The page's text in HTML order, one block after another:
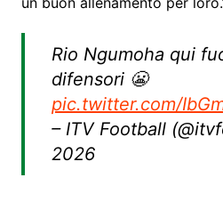
Rio Ngumoha qui
difensori 😬
pic.twitter.com/
– ITV Football
2026